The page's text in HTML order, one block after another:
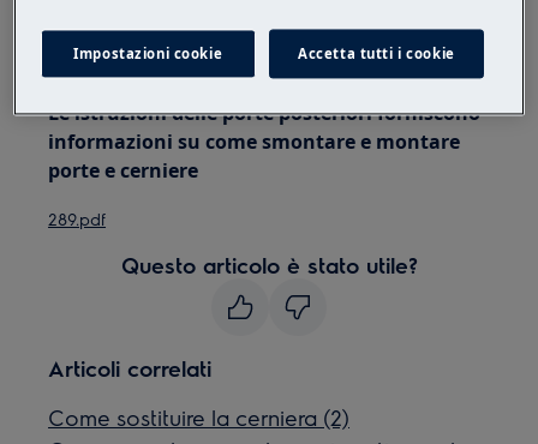
conseguenze sulla sicurezza se non eseguite
correttamente
Le istruzioni delle porte posteriori forniscono
informazioni su come smontare e montare
porte e cerniere
289.pdf
Questo articolo è stato utile?
Articoli correlati
Come sostituire la cerniera (2)
Impostazioni cookie Accetta tutti i cookie